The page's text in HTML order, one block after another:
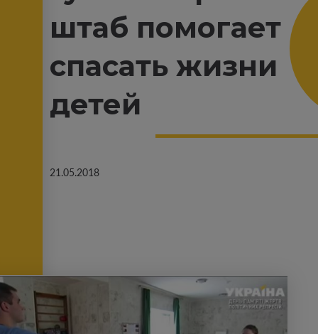
штаб помогает
спасать жизни
детей
21.05.2018